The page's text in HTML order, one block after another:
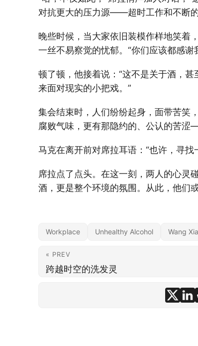
对抗更大的压力源——超时工作和不断
晚些时候，当大家依旧装模作样地笑着
一丝不易察觉的忧郁。“你们应该都感谢
顿了顿，他接着说：“这不是关于酒，
来面对现实的小把戏。”
集会结束时，人们纷纷起身，面带苦笑
腐败气味，更有那隐约的、公认的苦涩
马克在离开前对席拉耳语：“也许，寻
席拉点了点头。在这一刻，两人的心
酒，更是整个环境的氛围。从此，他们
Workplace Unhealthy Alcohol Wang
« PREV
跨越时空的洗发灵